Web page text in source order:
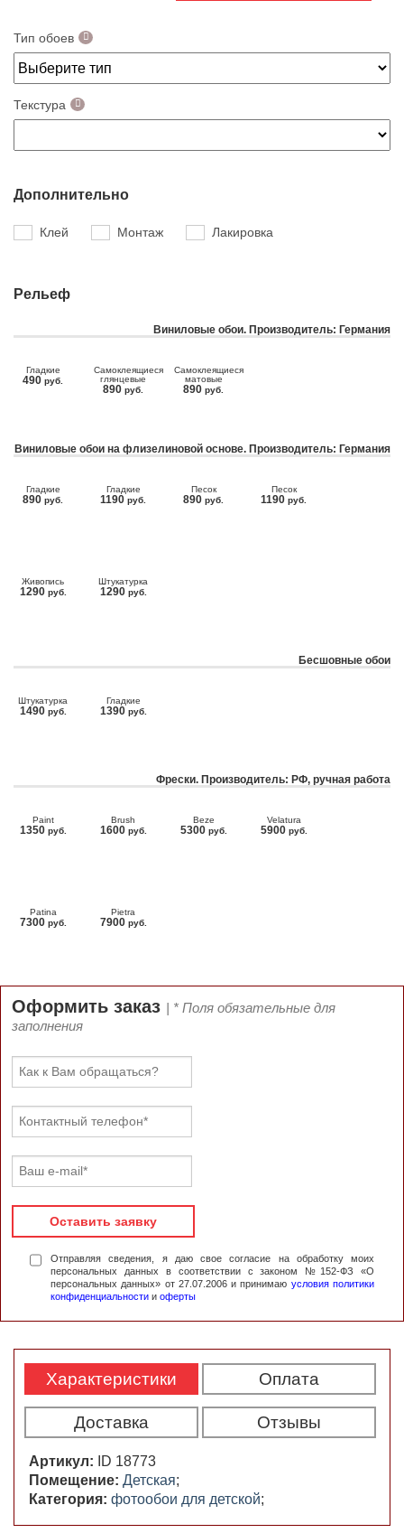
Тип обоев
Текстура
Дополнительно
Клей Монтаж Лакировка
Рельеф
Виниловые обои. Производитель: Германия
Гладкие
490 руб.
Самоклеящиеся
глянцевые
890 руб.
Самоклеящиеся
матовые
890 руб.
Виниловые обои на флизелиновой основе. Производитель: Германия
Гладкие
890 руб.
Гладкие
1190 руб.
Песок
890 руб.
Песок
1190 руб.
Живопись
1290 руб.
Штукатурка
1290 руб.
Бесшовные обои
Штукатурка
1490 руб.
Гладкие
1390 руб.
Фрески. Производитель: РФ, ручная работа
Paint
1350 руб.
Brush
1600 руб.
Beze
5300 руб.
Velatura
5900 руб.
Patina
7300 руб.
Pietra
7900 руб.
Оформить заказ | * Поля обязательные для
заполнения
Оставить заявку
Отправляя сведения, я даю свое согласие на обработку моих
персональных данных в соответствии с законом №152-ФЗ «О
персональных данных» от 27.07.2006 и принимаю условия политики
конфиденциальности и оферты
Характеристики Оплата
Доставка Отзывы
Артикул:
ID 18773
Помещение: Детская;
Категория: фотообои для детской;